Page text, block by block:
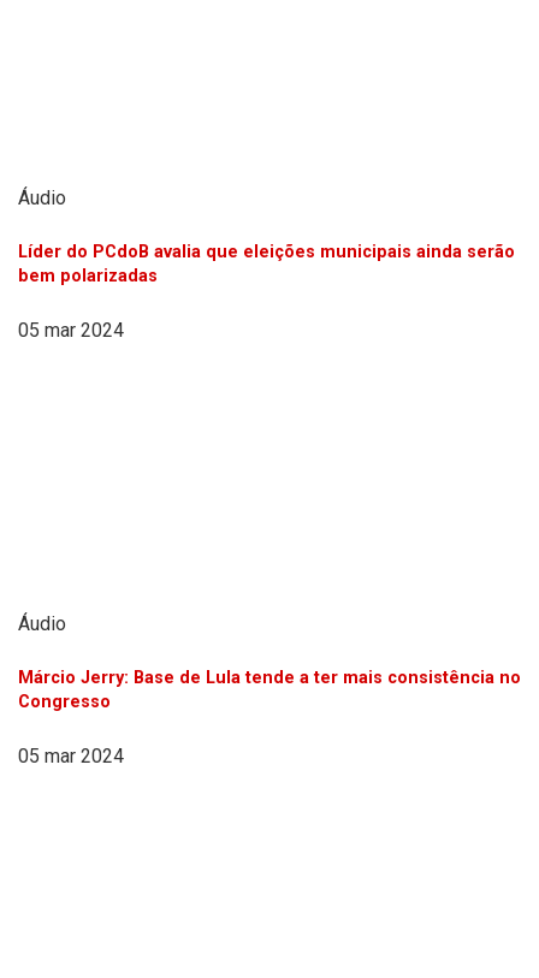
Áudio
Líder do PCdoB avalia que eleições municipais ainda serão
bem polarizadas
05 mar 2024
Áudio
Márcio Jerry: Base de Lula tende a ter mais consistência no
Congresso
05 mar 2024